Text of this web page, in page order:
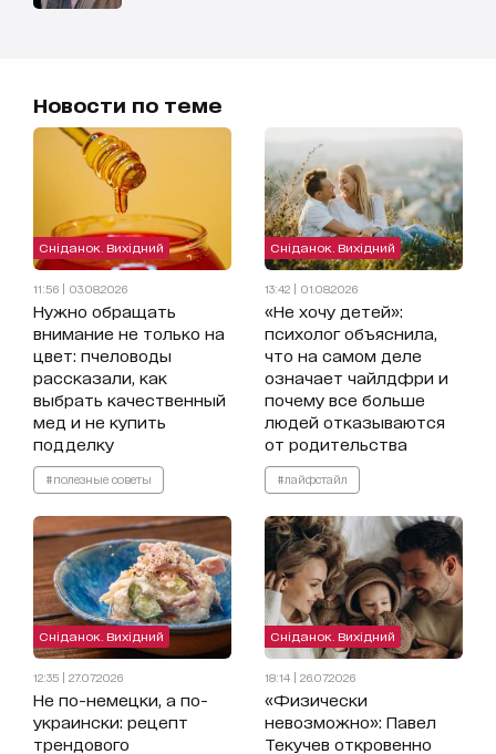
Новости по теме
Сніданок. Вихідний
11:56 | 03.08.2026
Нужно обращать
внимание не только на
цвет: пчеловоды
рассказали, как
выбрать качественный
мед и не купить
подделку
#полезные советы
Сніданок. Вихідний
13:42 | 01.08.2026
«Не хочу детей»:
психолог объяснила,
что на самом деле
означает чайлдфри и
почему все больше
людей отказываются
от родительства
#лайфстайл
Сніданок. Вихідний
12:35 | 27.07.2026
Не по-немецки, а по-
украински: рецепт
трендового
Сніданок. Вихідний
18:14 | 26.07.2026
«Физически
невозможно»: Павел
Текучев откровенно